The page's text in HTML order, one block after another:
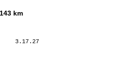
km
3.17.27
Baque
Gaia